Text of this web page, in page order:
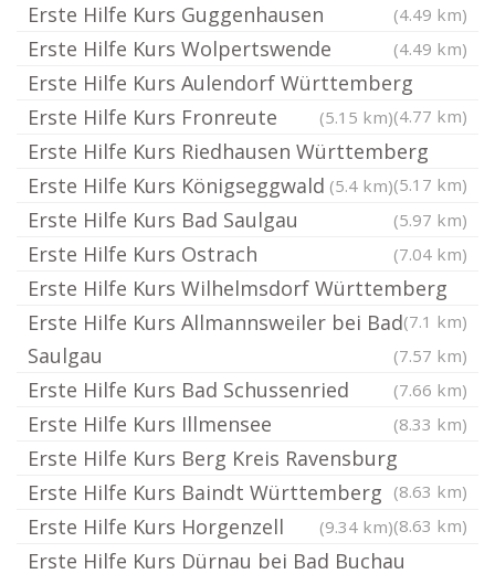
Erste Hilfe Kurs Guggenhausen (4.49 km)
Erste Hilfe Kurs Wolpertswende (4.49 km)
Erste Hilfe Kurs Aulendorf Württemberg
(4.77 km)
Erste Hilfe Kurs Fronreute (5.15 km)
Erste Hilfe Kurs Riedhausen Württemberg
(5.17 km)
Erste Hilfe Kurs Königseggwald (5.4 km)
Erste Hilfe Kurs Bad Saulgau (5.97 km)
Erste Hilfe Kurs Ostrach (7.04 km)
Erste Hilfe Kurs Wilhelmsdorf Württemberg
(7.1 km)
Erste Hilfe Kurs Allmannsweiler bei Bad
Saulgau
(7.57 km)
Erste Hilfe Kurs Bad Schussenried (7.66 km)
Erste Hilfe Kurs Illmensee (8.33 km)
Erste Hilfe Kurs Berg Kreis Ravensburg
(8.63 km)
Erste Hilfe Kurs Baindt Württemberg
(8.63 km)
Erste Hilfe Kurs Horgenzell (9.34 km)
Erste Hilfe Kurs Dürnau bei Bad Buchau